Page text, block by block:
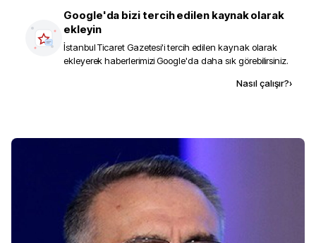
Google'da bizi tercih edilen kaynak olarak
ekleyin
İstanbul Ticaret Gazetesi'i tercih edilen kaynak olarak
ekleyerek haberlerimizi Google'da daha sık görebilirsiniz.
Nasıl çalışır?›